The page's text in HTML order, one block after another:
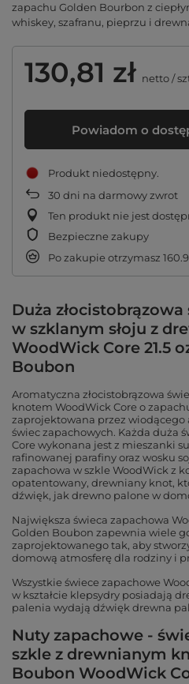
zapachu Golden Bourbon z
whiskey, szafranu, pieprzu i
130,81 zł netto/
Powiadom o
Produkt niedostępny
30 dni na darmowy zwrot
Ten produkt nie jest
Bezpieczne zakupy
Po zakupie otrzymasz
Duża
w szklanym słoju z
WoodWick Core 21.5
Boubon
Aromatyczna złocistobrązowa
knotem WoodWick Core o
zaprojektowana przez
świec zapachowych. Każda duża
Core wykonana jest z mieszanki
rafinowanej parafiny oraz wosku
zapachowa w szkle WoodWick z
opatentowany, drewniany knot,
dźwięk, jak drewno palone w
Największa świeca zapachowa
Golden Boubon zapewnia wiele
zaprojektowanego tak, aby
domową atmosferę dla rodziny i
Wszystkie świece zapachowe
w kształcie klepsydry posiadają
palenia wydają dźwięk drewna
Nuty zapachowe -
szkle z drewnianym
Boubon WoodWick